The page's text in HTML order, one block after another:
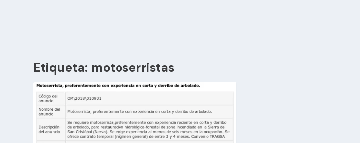
Etiqueta: motoserristas